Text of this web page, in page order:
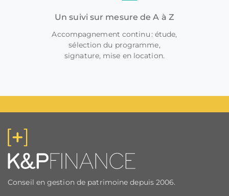
Un suivi sur mesure de A à Z
Accompagnement continu : étude,
sélection du programme,
signature, mise en location.
Conseil en gestion de patrimoine depuis 2006.